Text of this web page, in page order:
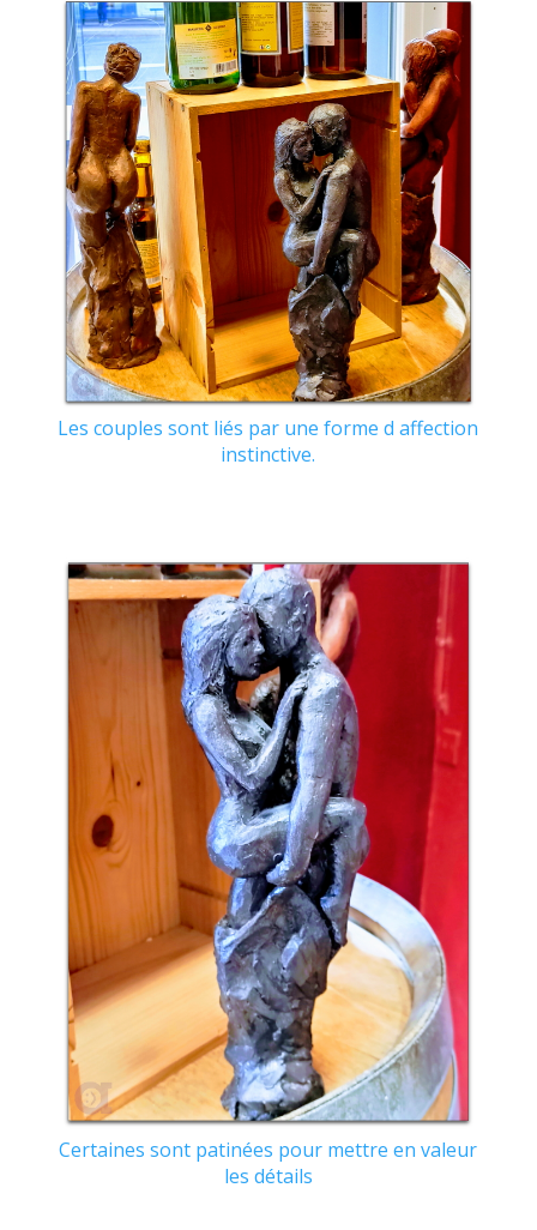
Les couples sont liés par une forme d affection
instinctive.
Certaines sont patinées pour mettre en valeur
les détails